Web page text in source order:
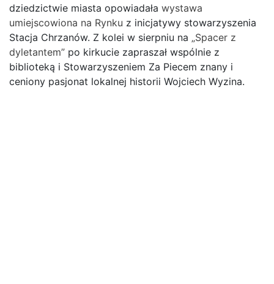
dziedzictwie miasta opowiadała wystawa
umiejscowiona na Rynku z inicjatywy stowarzyszenia
Stacja Chrzanów. Z kolei w sierpniu na „Spacer z
dyletantem” po kirkucie zapraszał wspólnie z
biblioteką i Stowarzyszeniem Za Piecem znany i
ceniony pasjonat lokalnej historii Wojciech Wyzina.